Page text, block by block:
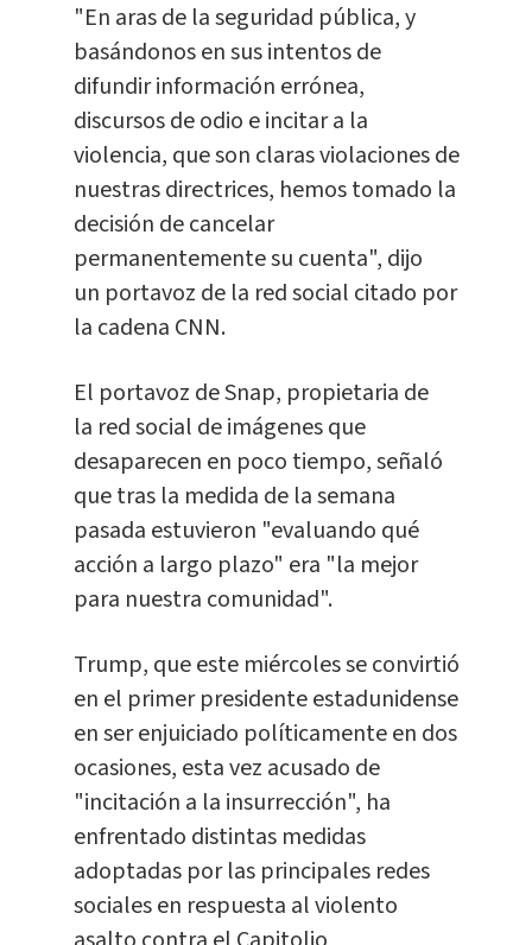
"En aras de la seguridad pública, y
basándonos en sus intentos de
difundir información errónea,
discursos de odio e incitar a la
violencia, que son claras violaciones de
nuestras directrices, hemos tomado la
decisión de cancelar
permanentemente su cuenta", dijo
un portavoz de la red social citado por
la cadena CNN.
El portavoz de Snap, propietaria de
la red social de imágenes que
desaparecen en poco tiempo, señaló
que tras la medida de la semana
pasada estuvieron "evaluando qué
acción a largo plazo" era "la mejor
para nuestra comunidad".
Trump, que este miércoles se convirtió
en el primer presidente estadunidense
en ser enjuiciado políticamente en dos
ocasiones, esta vez acusado de
"incitación a la insurrección", ha
enfrentado distintas medidas
adoptadas por las principales redes
sociales en respuesta al violento